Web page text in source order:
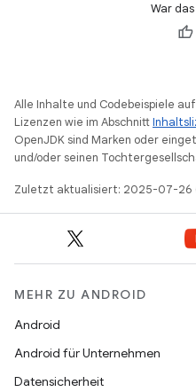
War
Alle Inhalte und Codebeispiele
Lizenzen wie im Abschnitt
OpenJDK sind Marken oder
und/oder seinen
Zuletzt aktualisiert: 2025-07-26
MEHR ZU ANDROID
Android
Android für Unternehmen
Datensicherheit